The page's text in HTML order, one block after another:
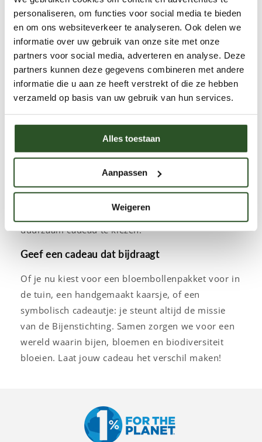
personaliseren, om functies voor social media te bieden
en om ons websiteverkeer te analyseren. Ook delen we
informatie over uw gebruik van onze site met onze
partners voor social media, adverteren en analyse. Deze
partners kunnen deze gegevens combineren met andere
informatie die u aan ze heeft verstrekt of die ze hebben
verzameld op basis van uw gebruik van hun services.
Alles toestaan
Aanpassen
Weigeren
bijvriendelijk zadenmengsel. Deze cadeaus zorgen
niet alleen voor een glimlach bij de ontvanger,
maar ook voor meer bloemen en bijen in de
wereld.
Duurzame geschenken met een verhaal
Onze cadeaupakketten zijn zorgvuldig
samengesteld en bevatten unieke producten zoals
een bijenmok met thee, bijenwaskaarsen of een
vrolijke bijenslinger van loktapapier. Liever iets
praktisch? De brievenbuspakketten en
ontvanger bovendien de vrijheid om zelf een
duurzaam cadeau te kiezen.
Geef een cadeau dat bijdraagt
Of je nu kiest voor een bloembollenpakket voor in
de tuin, een handgemaakt kaarsje, of een
symbolisch cadeautje: je steunt altijd de missie
van de Bijenstichting. Samen zorgen we voor een
wereld waarin bijen, bloemen en biodiversiteit
bloeien. Laat jouw cadeau het verschil maken!